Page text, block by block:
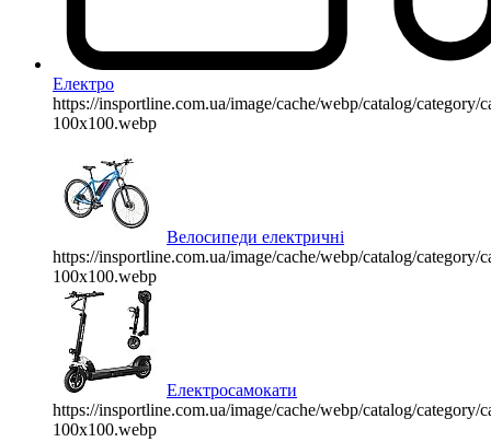
Електро
https://insportline.com.ua/image/cache/webp/catalog/category/
100x100.webp
Велосипеди електричні
https://insportline.com.ua/image/cache/webp/catalog/category/
100x100.webp
Електросамокати
https://insportline.com.ua/image/cache/webp/catalog/category/
100x100.webp